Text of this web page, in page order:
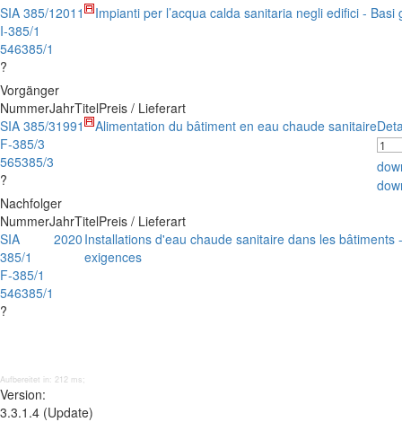
SIA 385/1
I-385/1
546385/1
?
2011 Impianti per l’acqua calda sanitaria negli edifici - Basi
Vorgänger
NummerJahrTitelPreis / Lieferart
SIA 385/3
F-385/3
565385/3
?
1991 Alimentation du bâtiment en eau chaude sanitaire
Nachfolger
NummerJahrTitelPreis / Lieferart
SIA
385/1
F-385/1
546385/1
?
2020 Installations d'eau chaude sanitaire dans les bâtiments
exigences
Aufbereitet in: 212 ms;
Version:
3.3.1.4 (Update)